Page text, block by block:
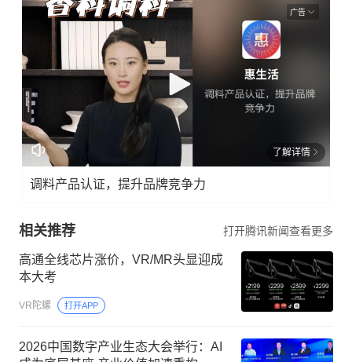
广告
了解详情
调料产品认证，提升品牌竞争力
相关推荐 打开腾讯新闻查看更多
高通全线芯片涨价，VR/MR头显迎成
本大考
VR陀螺 打开APP
2026中国数字产业生态大会举行：AI